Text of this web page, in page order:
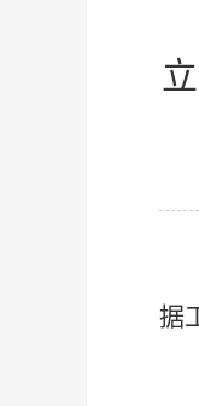
据